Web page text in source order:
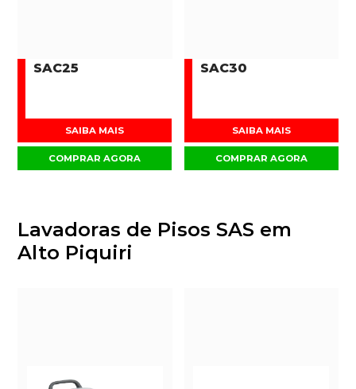
SAC25
SAIBA MAIS
COMPRAR AGORA
SAC30
SAIBA MAIS
COMPRAR AGORA
Lavadoras de Pisos SAS em
Alto Piquiri